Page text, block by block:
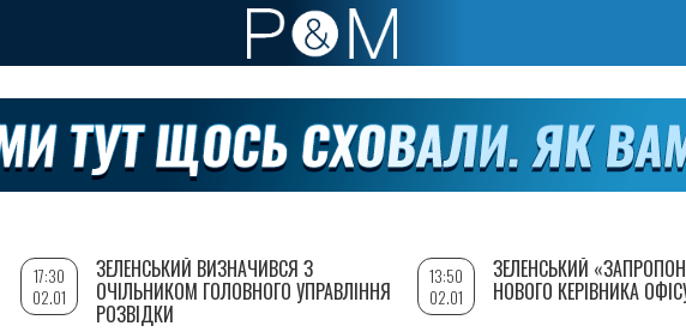
17:30
02.01
ЗЕЛЕНСЬКИЙ ВИЗНАЧИВСЯ З
ОЧІЛЬНИКОМ ГОЛОВНОГО УПРАВЛІННЯ
РОЗВІДКИ
13:50
02.01
ЗЕЛЕНСЬКИЙ
НОВОГО КЕРІВНИКА